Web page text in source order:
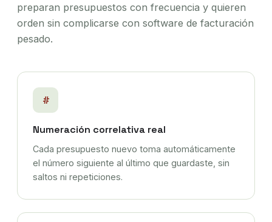
preparan presupuestos con frecuencia y quieren
orden sin complicarse con software de facturación
pesado.
#
Numeración correlativa real
Cada presupuesto nuevo toma automáticamente
el número siguiente al último que guardaste, sin
saltos ni repeticiones.